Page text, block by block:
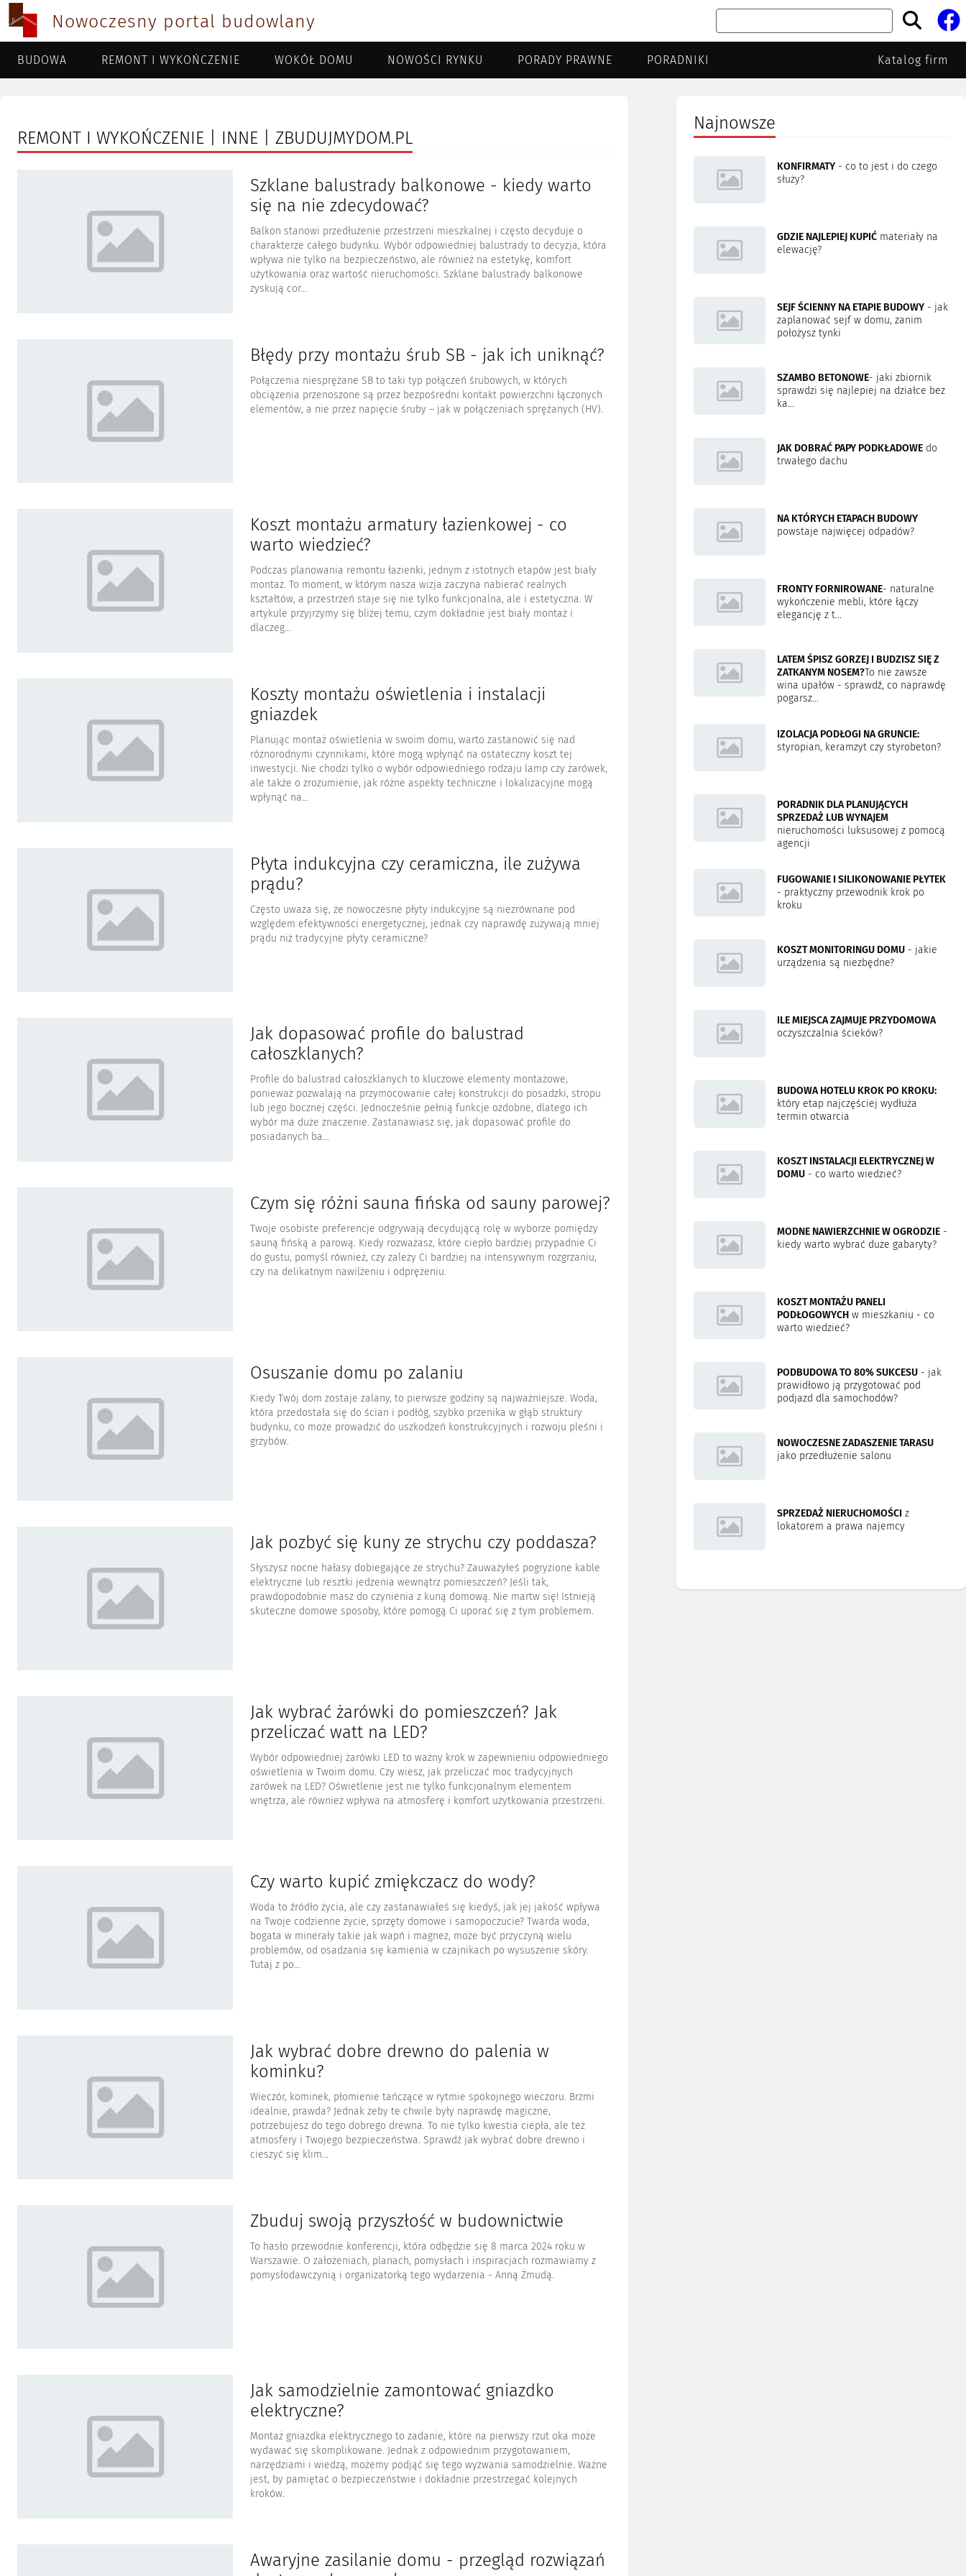
Nowoczesny portal budowlany
BUDOWA REMONT I WYKOŃCZENIE WOKÓŁ DOMU NOWOŚCI RYNKU PORADY PRAWNE PORADNIKI Katalog firm
REMONT I WYKOŃCZENIE | INNE | ZBUDUJMYDOM.PL
Szklane balustrady balkonowe - kiedy warto
się na nie zdecydować?
Balkon stanowi przedłużenie przestrzeni mieszkalnej i często decyduje o
charakterze całego budynku. Wybór odpowiedniej balustrady to decyzja, która
wpływa nie tylko na bezpieczeństwo, ale również na estetykę, komfort
użytkowania oraz wartość nieruchomości. Szklane balustrady balkonowe
zyskują cor...
Błędy przy montażu śrub SB - jak ich uniknąć?
Połączenia niesprężane SB to taki typ połączeń śrubowych, w których
obciążenia przenoszone są przez bezpośredni kontakt powierzchni łączonych
elementów, a nie przez napięcie śruby – jak w połączeniach sprężanych (HV).
Koszt montażu armatury łazienkowej - co
warto wiedzieć?
Podczas planowania remontu łazienki, jednym z istotnych etapów jest biały
montaż. To moment, w którym nasza wizja zaczyna nabierać realnych
kształtów, a przestrzeń staje się nie tylko funkcjonalna, ale i estetyczna. W
artykule przyjrzymy się bliżej temu, czym dokładnie jest biały montaż i
dlaczeg...
Koszty montażu oświetlenia i instalacji
gniazdek
Planując montaż oświetlenia w swoim domu, warto zastanowić się nad
różnorodnymi czynnikami, które mogą wpłynąć na ostateczny koszt tej
inwestycji. Nie chodzi tylko o wybór odpowiedniego rodzaju lamp czy żarówek,
ale także o zrozumienie, jak różne aspekty techniczne i lokalizacyjne mogą
wpłynąć na...
Płyta indukcyjna czy ceramiczna, ile zużywa
prądu?
Często uważa się, że nowoczesne płyty indukcyjne są niezrównane pod
względem efektywności energetycznej, jednak czy naprawdę zużywają mniej
prądu niż tradycyjne płyty ceramiczne?
Jak dopasować profile do balustrad
całoszklanych?
Profile do balustrad całoszklanych to kluczowe elementy montażowe,
ponieważ pozwalają na przymocowanie całej konstrukcji do posadzki, stropu
lub jego bocznej części. Jednocześnie pełnią funkcje ozdobne, dlatego ich
wybór ma duże znaczenie. Zastanawiasz się, jak dopasować profile do
posiadanych ba...
Czym się różni sauna fińska od sauny parowej?
Twoje osobiste preferencje odgrywają decydującą rolę w wyborze pomiędzy
sauną fińską a parową. Kiedy rozważasz, które ciepło bardziej przypadnie Ci
do gustu, pomyśl również, czy zależy Ci bardziej na intensywnym rozgrzaniu,
czy na delikatnym nawilżeniu i odprężeniu.
Osuszanie domu po zalaniu
Kiedy Twój dom zostaje zalany, to pierwsze godziny są najważniejsze. Woda,
która przedostała się do ścian i podłóg, szybko przenika w głąb struktury
budynku, co może prowadzić do uszkodzeń konstrukcyjnych i rozwoju pleśni i
grzybów.
Jak pozbyć się kuny ze strychu czy poddasza?
Słyszysz nocne hałasy dobiegające ze strychu? Zauważyłeś pogryzione kable
elektryczne lub resztki jedzenia wewnątrz pomieszczeń? Jeśli tak,
prawdopodobnie masz do czynienia z kuną domową. Nie martw się! Istnieją
skuteczne domowe sposoby, które pomogą Ci uporać się z tym problemem.
Jak wybrać żarówki do pomieszczeń? Jak
przeliczać watt na LED?
Wybór odpowiedniej żarówki LED to ważny krok w zapewnieniu odpowiedniego
oświetlenia w Twoim domu. Czy wiesz, jak przeliczać moc tradycyjnych
żarówek na LED? Oświetlenie jest nie tylko funkcjonalnym elementem
wnętrza, ale również wpływa na atmosferę i komfort użytkowania przestrzeni.
Czy warto kupić zmiękczacz do wody?
Woda to źródło życia, ale czy zastanawiałeś się kiedyś, jak jej jakość wpływa
na Twoje codzienne życie, sprzęty domowe i samopoczucie? Twarda woda,
bogata w minerały takie jak wapń i magnez, może być przyczyną wielu
problemów, od osadzania się kamienia w czajnikach po wysuszenie skóry.
Tutaj z po...
Jak wybrać dobre drewno do palenia w
kominku?
Wieczór, kominek, płomienie tańczące w rytmie spokojnego wieczoru. Brzmi
idealnie, prawda? Jednak żeby te chwile były naprawdę magiczne,
potrzebujesz do tego dobrego drewna. To nie tylko kwestia ciepła, ale też
atmosfery i Twojego bezpieczeństwa. Sprawdź jak wybrać dobre drewno i
cieszyć się klim...
Zbuduj swoją przyszłość w budownictwie
To hasło przewodnie konferencji, która odbędzie się 8 marca 2024 roku w
Warszawie. O założeniach, planach, pomysłach i inspiracjach rozmawiamy z
pomysłodawczynią i organizatorką tego wydarzenia - Anną Żmudą.
Jak samodzielnie zamontować gniazdko
elektryczne?
Montaż gniazdka elektrycznego to zadanie, które na pierwszy rzut oka może
wydawać się skomplikowane. Jednak z odpowiednim przygotowaniem,
narzędziami i wiedzą, możemy podjąć się tego wyzwania samodzielnie. Ważne
jest, by pamiętać o bezpieczeństwie i dokładnie przestrzegać kolejnych
kroków.
Awaryjne zasilanie domu - przegląd rozwiązań
Najnowsze
KONFIRMATY- co to jest i do czego
służy?
GDZIE NAJLEPIEJ KUPIĆmateriały na
elewację?
SEJF ŚCIENNY NA ETAPIE BUDOWY- jak
zaplanować sejf w domu, zanim
położysz tynki
SZAMBO BETONOWE- jaki zbiornik
sprawdzi się najlepiej na działce bez
ka...
JAK DOBRAĆ PAPY PODKŁADOWEdo
trwałego dachu
NA KTÓRYCH ETAPACH BUDOWY
powstaje najwięcej odpadów?
FRONTY FORNIROWANE- naturalne
wykończenie mebli, które łączy
elegancję z t...
LATEM ŚPISZ GORZEJ I BUDZISZ SIĘ Z
ZATKANYM NOSEM?To nie zawsze
wina upałów - sprawdź, co naprawdę
pogarsz...
IZOLACJA PODŁOGI NA GRUNCIE:
styropian, keramzyt czy styrobeton?
PORADNIK DLA PLANUJĄCYCH
SPRZEDAŻ LUB WYNAJEM
nieruchomości luksusowej z pomocą
agencji
FUGOWANIE I SILIKONOWANIE PŁYTEK
- praktyczny przewodnik krok po
kroku
KOSZT MONITORINGU DOMU- jakie
urządzenia są niezbędne?
ILE MIEJSCA ZAJMUJE PRZYDOMOWA
oczyszczalnia ścieków?
BUDOWA HOTELU KROK PO KROKU:
który etap najczęściej wydłuża
termin otwarcia
KOSZT INSTALACJI ELEKTRYCZNEJ W
DOMU- co warto wiedzieć?
MODNE NAWIERZCHNIE W OGRODZIE-
kiedy warto wybrać duże gabaryty?
KOSZT MONTAŻU PANELI
PODŁOGOWYCHw mieszkaniu - co
warto wiedzieć?
PODBUDOWA TO 80% SUKCESU- jak
prawidłowo ją przygotować pod
podjazd dla samochodów?
NOWOCZESNE ZADASZENIE TARASU
jako przedłużenie salonu
SPRZEDAŻ NIERUCHOMOŚCI z
lokatorem a prawa najemcy